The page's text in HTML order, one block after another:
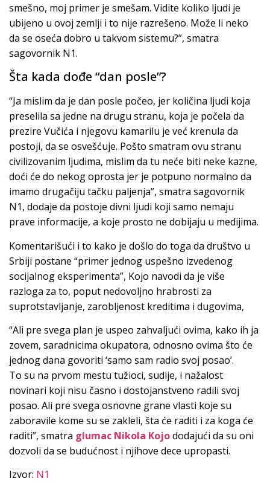
smešno, moj primer je smešam. Vidite koliko ljudi je
ubijeno u ovoj zemlji i to nije razrešeno. Može li neko
da se oseća dobro u takvom sistemu?”, smatra
sagovornik N1.
Šta kada dođe “dan posle”?
“Ja mislim da je dan posle počeo, jer količina ljudi koja
preselila sa jedne na drugu stranu, koja je počela da
prezire Vučića i njegovu kamarilu je već krenula da
postoji, da se osvešćuje. Pošto smatram ovu stranu
civilizovanim ljudima, mislim da tu neće biti neke kazne,
doći će do nekog oprosta jer je potpuno normalno da
imamo drugačiju tačku paljenja”, smatra sagovornik
N1, dodaje da postoje divni ljudi koji samo nemaju
prave informacije, a koje prosto ne dobijaju u medijima.
Komentarišući i to kako je došlo do toga da društvo u
Srbiji postane “primer jednog uspešno izvedenog
socijalnog eksperimenta”, Kojo navodi da je više
razloga za to, poput nedovoljno hrabrosti za
suprotstavljanje, zarobljenost kreditima i dugovima,
“Ali pre svega plan je uspeo zahvaljući ovima, kako ih ja
zovem, saradnicima okupatora, odnosno ovima što će
jednog dana govoriti ‘samo sam radio svoj posao’.
To su na prvom mestu tužioci, sudije, i nažalost
novinari koji nisu časno i dostojanstveno radili svoj
posao. Ali pre svega osnovne grane vlasti koje su
zaboravile kome su se zakleli, šta će raditi i za koga će
raditi”, smatra glumac Nikola Kojododajući da su oni
dozvoli da se budućnost i njihove dece upropasti.
Izvor: N1